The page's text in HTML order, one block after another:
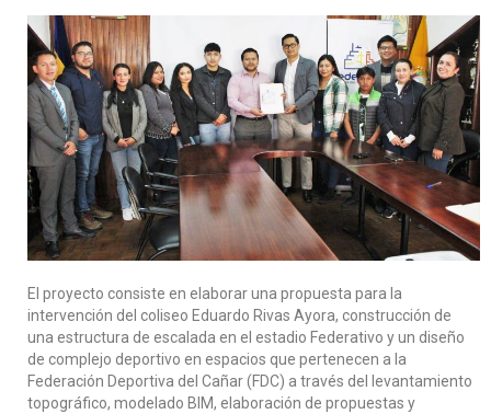
El proyecto consiste en elaborar una propuesta para la
intervención del coliseo Eduardo Rivas Ayora, construcción de
una estructura de escalada en el estadio Federativo y un diseño
de complejo deportivo en espacios que pertenecen a la
Federación Deportiva del Cañar (FDC) a través del levantamiento
topográfico, modelado BIM, elaboración de propuestas y